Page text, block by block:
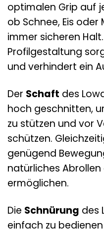
optimalen Grip auf
ob Schnee, Eis
immer sicheren
Profilgestaltung
und verhindert ein
Der Schaft des
hoch geschnitten,
zu stützen und vor
schützen.
genügend
natürliches Abrollen
ermöglichen.
Die Schnürung des
einfach zu